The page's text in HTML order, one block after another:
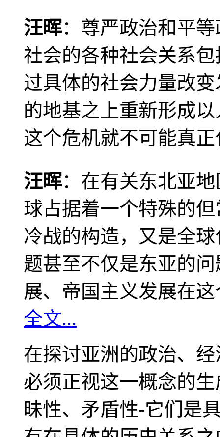
汪晖：尊严政治和平
社会的各种社会关系
过具体的社会力量改
的地基之上重新形成
这个危机就不可能真
汪晖：在有关东北亚
球占据着一个特殊的
冷战的构造，又是全
题甚至不仅是东亚的
展、帝国主义发展在
全文...
在探讨亚洲的政治、
必须正视这一概念的
昧性、矛盾性-它们是